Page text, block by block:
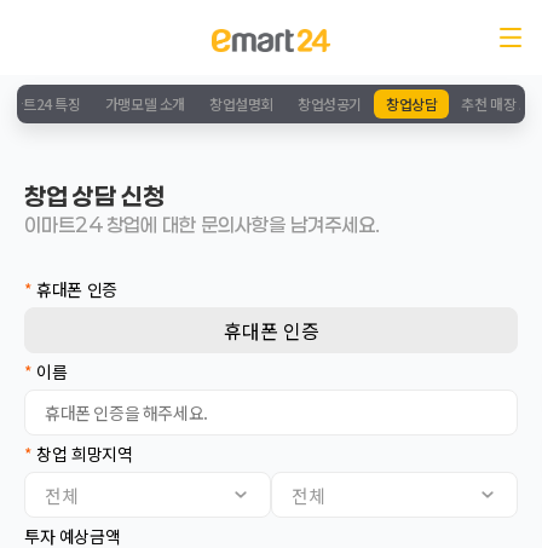
마트24 특징 가맹모델 소개 창업설명회 창업성공기 창업상담 추천 매장 소
창업 상담 신청
이마트24 창업에 대한 문의사항을 남겨주세요.
*휴대폰 인증
휴대폰 인증
* 이름
* 창업 희망지역
전체
서울
인천
경기
전체
투자 예상금액